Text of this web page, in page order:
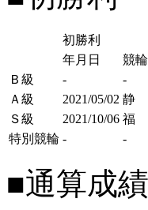
初勝利
年月日
競
Ｂ級
- -
Ａ級
2021/05/02 静
Ｓ級
2021/10/06 福
特別競輪 - -
■通算成績